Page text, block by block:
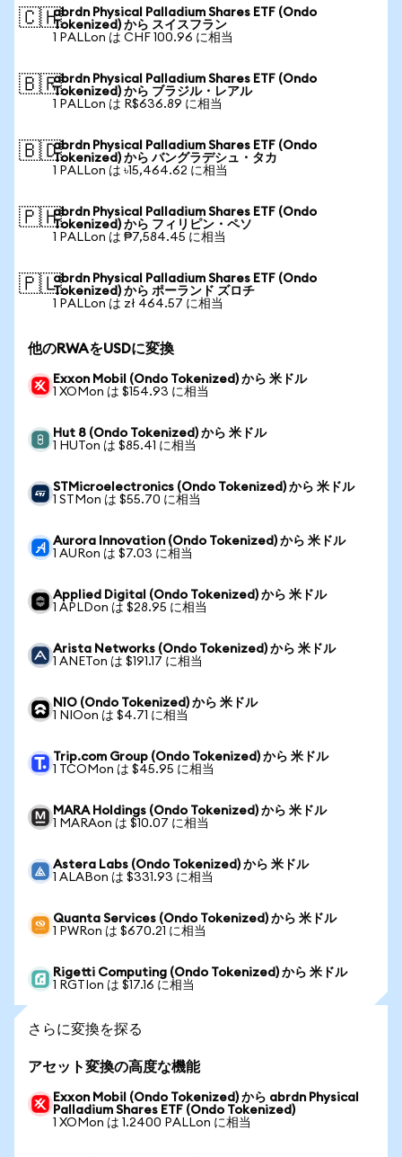
🇨🇭abrdn Physical Palladium Shares ETF (Ondo
Tokenized) から スイスフラン
1 PALLon は CHF 100.96 に相当
🇧🇷abrdn Physical Palladium Shares ETF (Ondo
Tokenized) から ブラジル・レアル
1 PALLon は R$636.89 に相当
🇧🇩abrdn Physical Palladium Shares ETF (Ondo
Tokenized) から バングラデシュ・タカ
1 PALLon は ৳15,464.62 に相当
🇵🇭abrdn Physical Palladium Shares ETF (Ondo
Tokenized) から フィリピン・ペソ
1 PALLon は ₱7,584.45 に相当
🇵🇱abrdn Physical Palladium Shares ETF (Ondo
Tokenized) から ポーランド ズロチ
1 PALLon は zł 464.57 に相当
他のRWAをUSDに変換
Exxon Mobil (Ondo Tokenized) から 米ドル
1 XOMon は $154.93 に相当
Hut 8 (Ondo Tokenized) から 米ドル
1 HUTon は $85.41 に相当
STMicroelectronics (Ondo Tokenized) から 米ドル
1 STMon は $55.70 に相当
Aurora Innovation (Ondo Tokenized) から 米ドル
1 AURon は $7.03 に相当
Applied Digital (Ondo Tokenized) から 米ドル
1 APLDon は $28.95 に相当
Arista Networks (Ondo Tokenized) から 米ドル
1 ANETon は $191.17 に相当
NIO (Ondo Tokenized) から 米ドル
1 NIOon は $4.71 に相当
Trip.com Group (Ondo Tokenized) から 米ドル
1 TCOMon は $45.95 に相当
MARA Holdings (Ondo Tokenized) から 米ドル
1 MARAon は $10.07 に相当
Astera Labs (Ondo Tokenized) から 米ドル
1 ALABon は $331.93 に相当
Quanta Services (Ondo Tokenized) から 米ドル
1 PWRon は $670.21 に相当
Rigetti Computing (Ondo Tokenized) から 米ドル
1 RGTIon は $17.16 に相当
さらに変換を探る
アセット変換の高度な機能
Exxon Mobil (Ondo Tokenized) から abrdn Physical
Palladium Shares ETF (Ondo Tokenized)
1 XOMon は 1.2400 PALLon に相当